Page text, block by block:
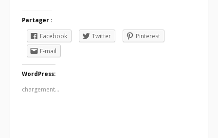
Partager :
Facebook Twitter
Pinterest
E-mail
WordPress:
chargement…